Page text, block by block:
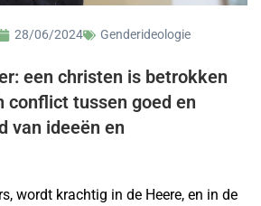
28/06/2024 Genderideologie
een christen is betrokken
conflict tussen goed en
van ideeën en
wordt krachtig in de Heere, en in de